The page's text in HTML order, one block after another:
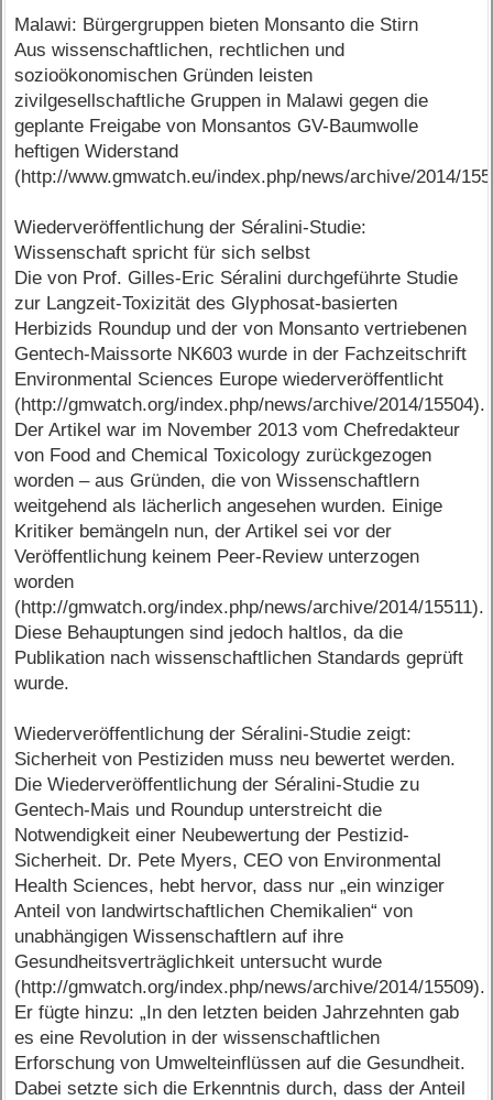
Malawi: Bürgergruppen bieten Monsanto die Stirn
Aus wissenschaftlichen, rechtlichen und
sozioökonomischen Gründen leisten
zivilgesellschaftliche Gruppen in Malawi gegen die
geplante Freigabe von Monsantos GV-Baumwolle
heftigen Widerstand
(http://www.gmwatch.eu/index.php/news/archive/2014/
Wiederveröffentlichung der Séralini-Studie:
Wissenschaft spricht für sich selbst
Die von Prof. Gilles-Eric Séralini durchgeführte Studie
zur Langzeit-Toxizität des Glyphosat-basierten
Herbizids Roundup und der von Monsanto vertriebenen
Gentech-Maissorte NK603 wurde in der Fachzeitschrift
Environmental Sciences Europe wiederveröffentlicht
(http://gmwatch.org/index.php/news/archive/2014/15504).
Der Artikel war im November 2013 vom Chefredakteur
von Food and Chemical Toxicology zurückgezogen
worden – aus Gründen, die von Wissenschaftlern
weitgehend als lächerlich angesehen wurden. Einige
Kritiker bemängeln nun, der Artikel sei vor der
Veröffentlichung keinem Peer-Review unterzogen
worden
(http://gmwatch.org/index.php/news/archive/2014/15511).
Diese Behauptungen sind jedoch haltlos, da die
Publikation nach wissenschaftlichen Standards geprüft
wurde.
Wiederveröffentlichung der Séralini-Studie zeigt:
Sicherheit von Pestiziden muss neu bewertet werden.
Die Wiederveröffentlichung der Séralini-Studie zu
Gentech-Mais und Roundup unterstreicht die
Notwendigkeit einer Neubewertung der Pestizid-
Sicherheit. Dr. Pete Myers, CEO von Environmental
Health Sciences, hebt hervor, dass nur „ein winziger
Anteil von landwirtschaftlichen Chemikalien“ von
unabhängigen Wissenschaftlern auf ihre
Gesundheitsverträglichkeit untersucht wurde
(http://gmwatch.org/index.php/news/archive/2014/15509).
Er fügte hinzu: „In den letzten beiden Jahrzehnten gab
es eine Revolution in der wissenschaftlichen
Erforschung von Umwelteinflüssen auf die Gesundheit.
Dabei setzte sich die Erkenntnis durch, dass der Anteil